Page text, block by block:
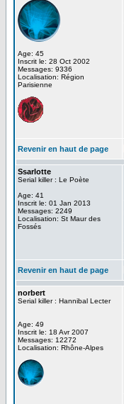
Age: 45
Inscrit le: 28 Oct 2002
Messages: 9336
Localisation: Région
Parisienne
Revenir en haut de page
Ssarlotte
Serial killer : Le Poète
Age: 41
Inscrit le: 01 Jan 2013
Messages: 2249
Localisation: St Maur des
Fossés
Revenir en haut de page
norbert
Serial killer : Hannibal Lecter
Age: 49
Inscrit le: 18 Avr 2007
Messages: 12272
Localisation: Rhône-Alpes